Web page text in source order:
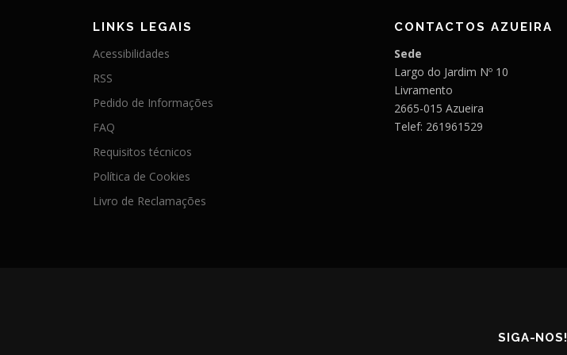
LINKS LEGAIS
Acessibilidades
RSS
Pedido de Informações
FAQ
Requisitos técnicos
Política de Cookies
Livro de Reclamações
CONTACTOS AZUEIRA
Sede
Largo do Jardim Nº 10
Livramento
2665-015 Azueira
Telef: 261961529
SIGA-NOS!